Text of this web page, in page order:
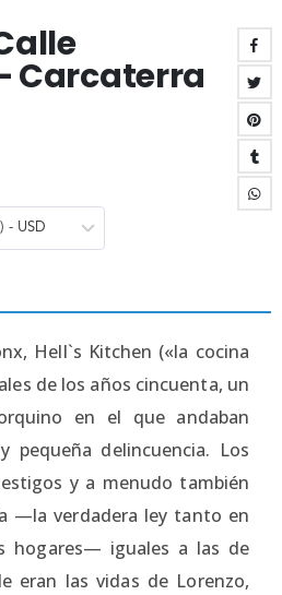
Carcaterra
- USD
Hell`s Kitchen («la cocina
de los años cincuenta, un
en el que andaban
pequeña delincuencia. Los
y a menudo también
—la verdadera ley tanto en
hogares— iguales a las de
eran las vidas de Lorenzo,